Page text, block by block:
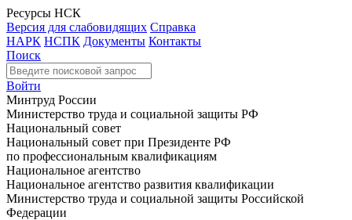
Ресурсы НСК
Версия для слабовидящих Справка
НАРК НСПК Документы Контакты
Поиск
Войти
Минтруд России
Министерство труда и социальной защиты РФ
Национальный совет
Национальный совет при Президенте РФ
по профессиональным квалификациям
Национальное агентство
Национальное агентство развития квалификации
Министерство труда и социальной защиты Российской
Федерации